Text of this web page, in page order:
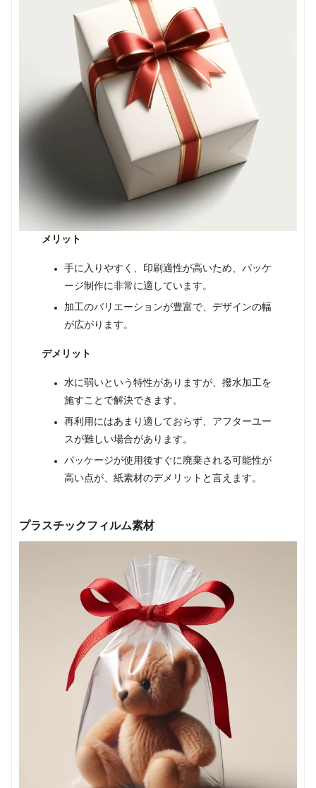
メリット
手に入りやすく、印刷適性が高いため、パッケ
ージ制作に非常に適しています。
加工のバリエーションが豊富で、デザインの幅
が広がります。
デメリット
水に弱いという特性がありますが、撥水加工を
施すことで解決できます。
再利用にはあまり適しておらず、アフターユー
スが難しい場合があります。
パッケージが使用後すぐに廃棄される可能性が
高い点が、紙素材のデメリットと言えます。
プラスチックフィルム素材